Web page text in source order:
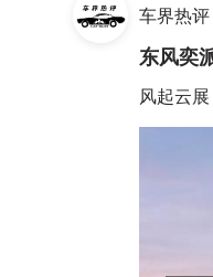
车界热评
东风奕
风起云